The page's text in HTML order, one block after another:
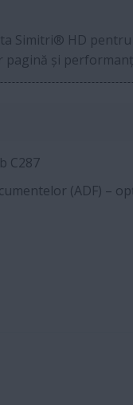
Simitri® HD
și
C287
(ADF) –